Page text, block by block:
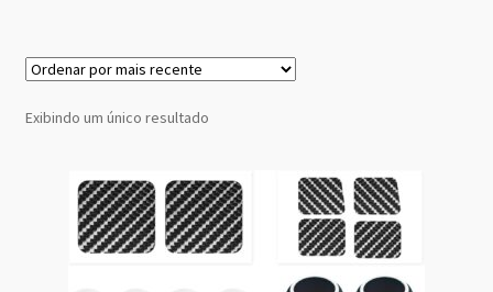
Exibindo um único resultado